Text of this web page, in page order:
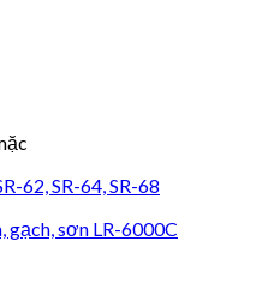
62, SR-64, SR-68